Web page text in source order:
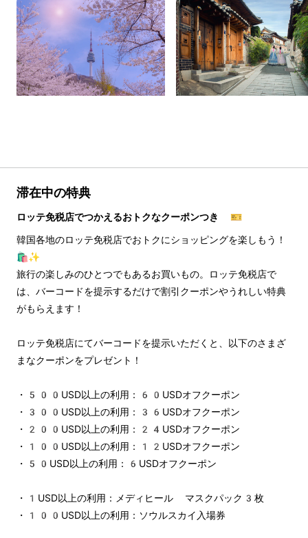
滞在中の特典
ロッテ免税店でつかえるおトクなクーポンつき 🎫
韓国各地のロッテ免税店でおトクにショッピングを楽しもう！
🛍️✨
旅行の楽しみのひとつでもあるお買いもの。ロッテ免税店で
は、バーコードを提示するだけで割引クーポンやうれしい特典
がもらえます！
ロッテ免税店にてバーコードを提示いただくと、以下のさまざ
まなクーポンをプレゼント！
・500USD以上の利用：60USDオフクーポン
・300USD以上の利用：36USDオフクーポン
・200USD以上の利用：24USDオフクーポン
・100USD以上の利用：12USDオフクーポン
・50USD以上の利用：6USDオフクーポン
・1USD以上の利用：メディヒール マスクパック3枚
・100USD以上の利用：ソウルスカイ入場券